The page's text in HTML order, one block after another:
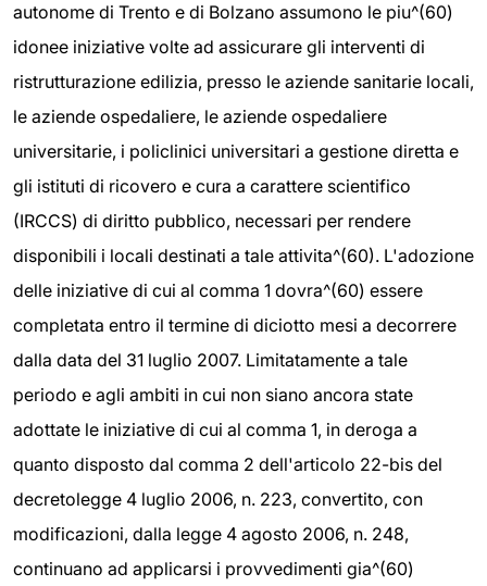
autonome di Trento e di Bolzano assumono le piu^(60)
idonee iniziative volte ad assicurare gli interventi di
ristrutturazione edilizia, presso le aziende sanitarie locali,
le aziende ospedaliere, le aziende ospedaliere
universitarie, i policlinici universitari a gestione diretta e
gli istituti di ricovero e cura a carattere scientifico
(IRCCS) di diritto pubblico, necessari per rendere
disponibili i locali destinati a tale attivita^(60). L'adozione
delle iniziative di cui al comma 1 dovra^(60) essere
completata entro il termine di diciotto mesi a decorrere
dalla data del 31 luglio 2007. Limitatamente a tale
periodo e agli ambiti in cui non siano ancora state
adottate le iniziative di cui al comma 1, in deroga a
quanto disposto dal comma 2 dell'articolo 22-bis del
decretolegge 4 luglio 2006, n. 223, convertito, con
modificazioni, dalla legge 4 agosto 2006, n. 248,
continuano ad applicarsi i provvedimenti gia^(60)